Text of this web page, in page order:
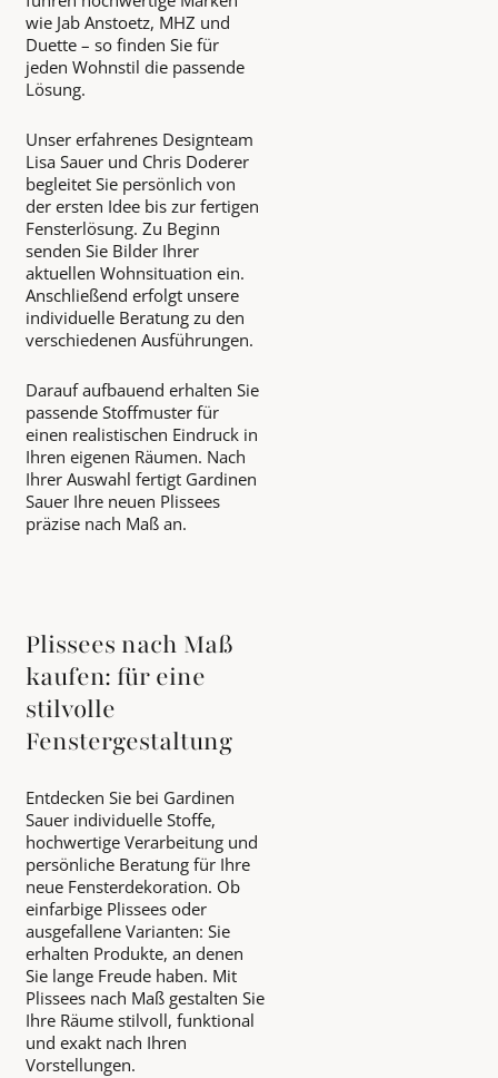
wie Jab Anstoetz, MHZ und
Duette – so finden Sie für
jeden Wohnstil die passende
Lösung.
Unser erfahrenes Designteam
Lisa Sauer und Chris Doderer
begleitet Sie persönlich von
der ersten Idee bis zur fertigen
Fensterlösung. Zu Beginn
senden Sie Bilder Ihrer
aktuellen Wohnsituation ein.
Anschließend erfolgt unsere
individuelle Beratung zu den
verschiedenen Ausführungen.
Darauf aufbauend erhalten Sie
passende Stoffmuster für
einen realistischen Eindruck in
Ihren eigenen Räumen. Nach
Ihrer Auswahl fertigt Gardinen
Sauer Ihre neuen Plissees
präzise nach Maß an.
Plissees nach Maß
kaufen: für eine
stilvolle
Fenstergestaltung
Entdecken Sie bei Gardinen
Sauer individuelle Stoffe,
hochwertige Verarbeitung und
persönliche Beratung für Ihre
neue Fensterdekoration. Ob
einfarbige Plissees oder
ausgefallene Varianten: Sie
erhalten Produkte, an denen
Sie lange Freude haben. Mit
Plissees nach Maß gestalten Sie
Ihre Räume stilvoll, funktional
und exakt nach Ihren
Vorstellungen.